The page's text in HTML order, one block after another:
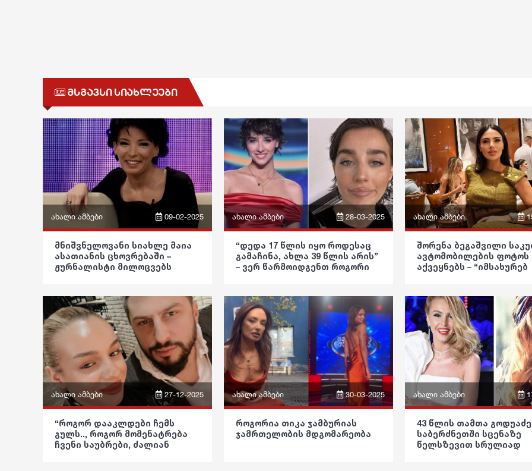
მსგავსი სიახლეები
ახალი ამბები
ფრაზები
ვიდეო
საზოგადოება
განათლება
ჯანდაცვა
კულტურა
გართობა
რეგიონი
09-02-2025
მნიშვნელოვანი სიახლე მაია
ასათიანის ცხოვრებაში –
ჟურნალისტი მილოცვებს
ახალი ამბები
ფრაზები
ვიდეო
საზოგადოება
განათლება
ჯანდაცვა
კულტურა
გართობა
რეგიონი
28-03-2025
“დედა 17 წლის იყო როდესაც
გამაჩინა, ახლა 39 წლის არის”
– ვერ წარმოიდგენთ როგორი
ახალი ამბები
ფრაზები
ვიდეო
საზოგადოება
განათლება
ჯანდაცვა
კულტურა
გართობა
რეგიონი
შორენა ბეგაშვილი
ავტომობილების ფოტოს
აქვეყნებს – “იმსახურებ
ახალი ამბები
ფრაზები
ვიდეო
27-12-2025
“როგორ დააკლდები ჩემს
გულს.., როგორ მომენატრება
ჩვენი საუბრები, ძალიან
ახალი ამბები
ფრაზები
ვიდეო
30-03-2025
როგორია თიკა ჯამბურიას
ჯამრთელობის მდგომარეობა
ახალი ამბები
ფრაზები
ვიდეო
43 წლის თამთა გოდუაძე
საბერძნეთში სცენაზე
წელსზევით სრულიად